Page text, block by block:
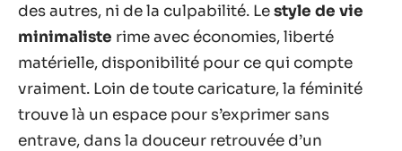
des autres, ni de la culpabilité. Lestyle de vie
minimaliste rime avec économies, liberté
matérielle, disponibilité pour ce qui compte
vraiment. Loin de toute caricature, la féminité
trouve là un espace pour s’exprimer sans
entrave, dans la douceur retrouvée d’un